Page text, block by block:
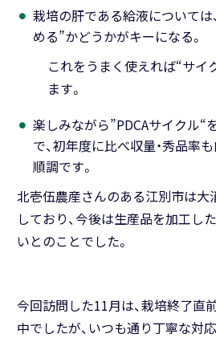
栽培の肝である給液については
める”かどうかがキーになる。
これをうまく使えれば“サイ
ます。
楽しみながら”PDCAサイクル“
で、初年度に比べ収量・秀品率
順調です。
北壱伍農産さんのある江別市は大
しており、今後は生産品を加工し
いとのことでした。
今回訪問した11月は、栽培終了直
中でしたが、いつも通り丁寧な対